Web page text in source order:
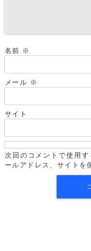
名前 ※
メール ※
サイト
次回のコメントで使用
ールアドレス、サイトを